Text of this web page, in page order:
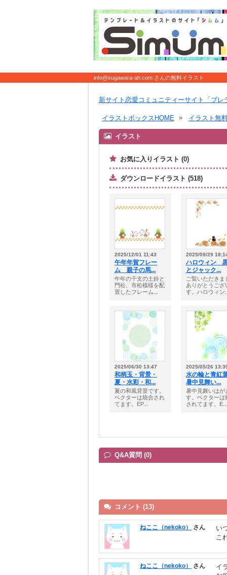
info@sugawara-ah.com さんの無料イラスト
新サイト恋愛コミュニティーサイト「ブレ
イラストボックスHOME イラスト無
イラスト
お気に入りイラスト (0)
ダウンロードイラスト (518)
2025/12/01 11:43
午年年賀フレー
ム 親子の馬...
午年の干支の土鈴と
門松、市松模様を配
置したフレーム...
2025/09/29
ハロウィン
とジャック...
ご覧いただきま
ありがとうござ
す。ハロウィン
2025/06/30 13:47
和柄玉・背景・
夏・水彩・和...
夏の和風背景です。
ベクターは統合され
てます。EP...
2025/05/26
水の輪と青紅
暑中見舞い...
暑中見舞いはが
す。ベクターは
されてます。E...
Q&A質問 (0)
コメント (13)
ねここ（nekoko） さん
い
こ
ねここ（nekoko） さん
イ